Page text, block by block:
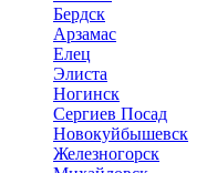
Бердск
Арзамас
Елец
Элиста
Ногинск
Сергиев Посад
Новокуйбышевск
Железногорск